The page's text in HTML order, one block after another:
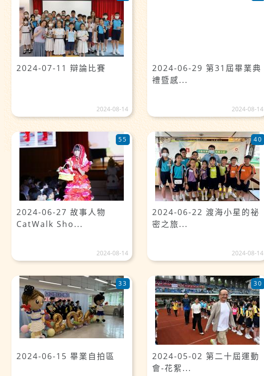
2024-07-11 辯論比賽
2024-08-14
2024-06-29 第31屆畢業典
禮暨感...
2024-08-14
2024-06-27 故事人物
CatWalk Sho...
55
2024-08-14
2024-06-22 渡海小星的祕
密之旅...
40
2024-08-14
2024-06-15 畢業自拍區
33
2024-05-02 第二十屆運動
會-花絮...
30